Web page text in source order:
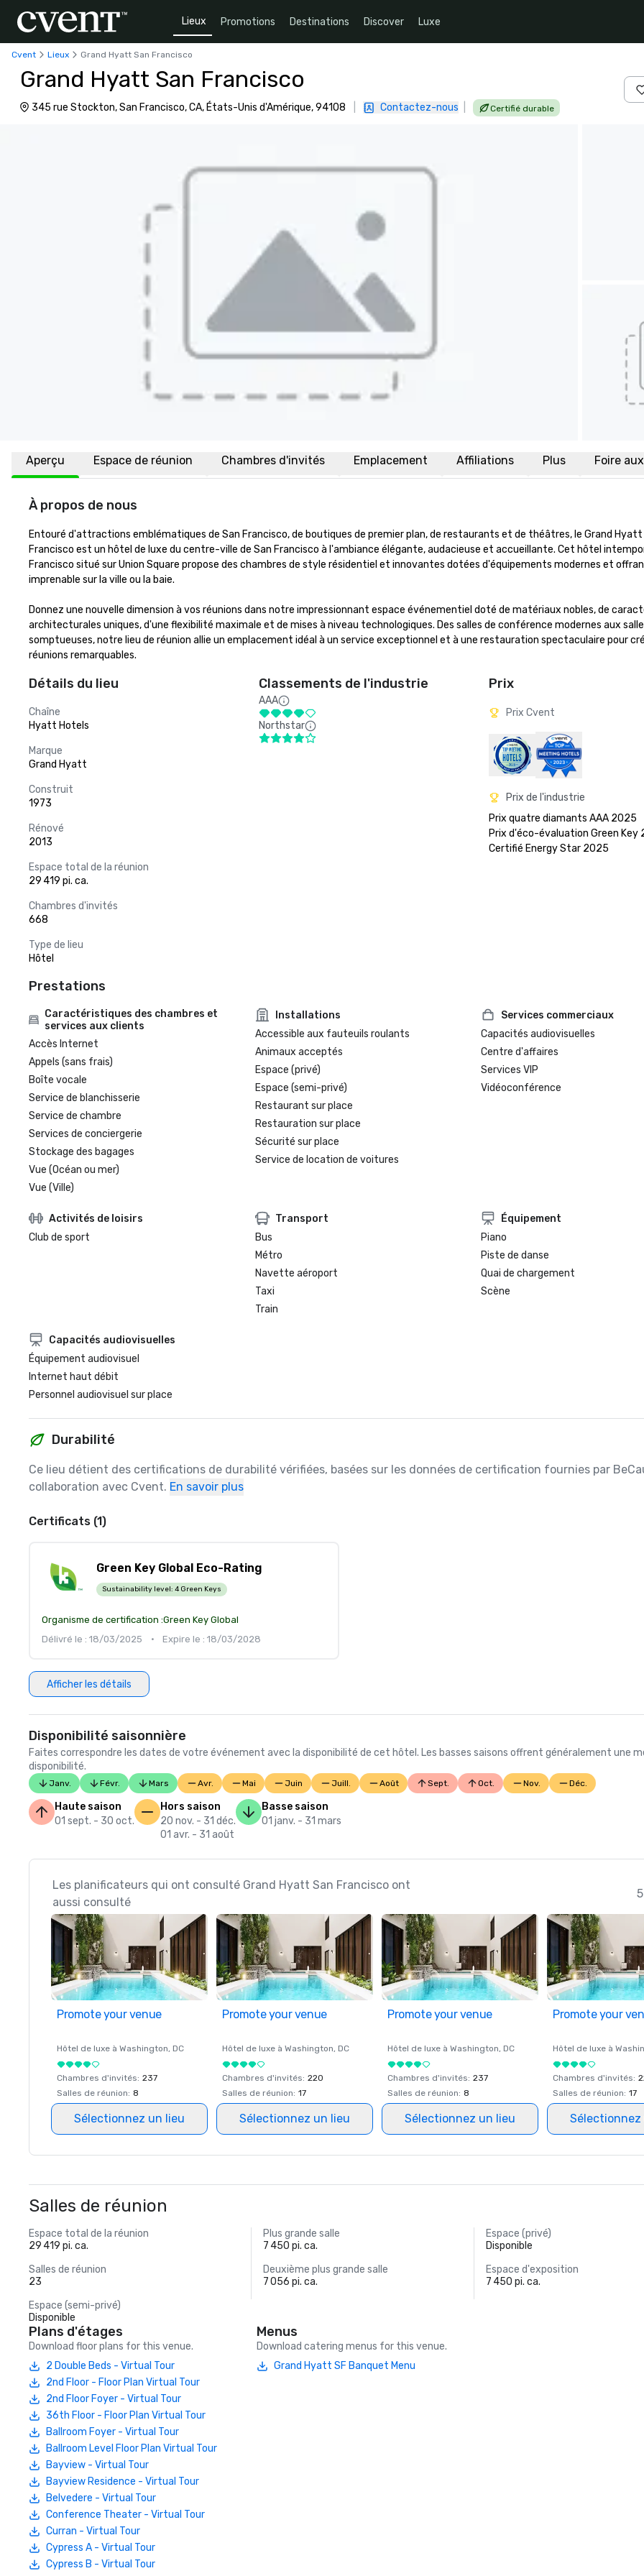
Lieux Promotions Destinations Discover Luxe
Cvent Lieux Grand Hyatt San Francisco
Grand Hyatt San Francisco
345 rue Stockton, San Francisco, CA, États-Unis d'Amérique, 94108 Contactez-nous Certifié durable
Aperçu Espace de réunion Chambres d'invités Emplacement Affiliations Plus Foire
À propos de nous
Entouré d'attractions emblématiques de San Francisco, de boutiques de premier plan, de restaurants et de théâtres, le Grand Hyatt
Francisco est un hôtel de luxe du centre-ville de San Francisco à l'ambiance élégante, audacieuse et accueillante. Cet hôtel
Francisco situé sur Union Square propose des chambres de style résidentiel et innovantes dotées d'équipements modernes et
imprenable sur la ville ou la baie.
Donnez une nouvelle dimension à vos réunions dans notre impressionnant espace événementiel doté de matériaux nobles, de
architecturales uniques, d'une flexibilité maximale et de mises à niveau technologiques. Des salles de conférence modernes aux
somptueuses, notre lieu de réunion allie un emplacement idéal à un service exceptionnel et à une restauration spectaculaire pour
réunions remarquables.
Détails du lieu
Chaîne
Hyatt Hotels
Marque
Grand Hyatt
Construit
1973
Rénové
2013
Espace total de la réunion
29 419 pi. ca.
Chambres d'invités
668
Type de lieu
Hôtel
Classements de l'industrie
AAA
Northstar
Prix
Prix Cvent
Prix de l'industrie
Prix quatre diamants AAA 2025
Prix d'éco-évaluation Green Key
Prestations
Caractéristiques des chambres et
services aux clients
Accès Internet
Appels (sans frais)
Boîte vocale
Service de blanchisserie
Service de chambre
Services de conciergerie
Stockage des bagages
Vue (Océan ou mer)
Vue (Ville)
Installations
Accessible aux fauteuils roulants
Animaux acceptés
Espace (privé)
Espace (semi-privé)
Restaurant sur place
Restauration sur place
Sécurité sur place
Service de location de voitures
Services commerciaux
Capacités audiovisuelles
Centre d'affaires
Services VIP
Vidéoconférence
Activités de loisirs
Club de sport
Transport
Bus
Métro
Navette aéroport
Taxi
Train
Équipement
Piano
Piste de danse
Quai de chargement
Scène
Capacités audiovisuelles
Équipement audiovisuel
Internet haut débit
Personnel audiovisuel sur place
Durabilité
Ce lieu détient des certifications de durabilité vérifiées, basées sur les données de certification fournies par
collaboration avec Cvent. En savoir plus
Certificats (1)
Green Key Global Eco-Rating
Sustainability level: 4 Green Keys
Organisme de certification :Green Key Global
Délivré le : 18/03/2025
• Expire le : 18/03/2028
Afficher les détails
Disponibilité saisonnière
Faites correspondre les dates de votre événement avec la disponibilité de cet hôtel. Les basses saisons offrent généralement une
disponibilité.
Janv. Févr. Mars Avr. Mai Juin Juill. Août Sept. Oct. Nov. Déc.
Haute saison
01 sept. - 30 oct.
Hors saison
20 nov. - 31 déc.
01 avr. - 31 août
Basse saison
01 janv. - 31 mars
Les planificateurs qui ont consulté Grand Hyatt San Francisco ont
aussi consulté
Promote your venue
Hôtel de luxe à Washington, DC
Chambres d'invités: 237
Salles de réunion: 8
Sélectionnez un lieu
Promote your venue
Hôtel de luxe à Washington, DC
Chambres d'invités: 220
Salles de réunion: 17
Sélectionnez un lieu
Promote your venue
Hôtel de luxe à Washington, DC
Chambres d'invités: 237
Salles de réunion: 8
Sélectionnez un lieu
Promote your
Hôtel de luxe à
Chambres d'invités:
Salles de réunion: 17
Sélectionnez
Salles de réunion
Espace total de la réunion
29 419 pi. ca.
Plus grande salle
7 450 pi. ca.
Espace (privé)
Disponible
Salles de réunion
23
Deuxième plus grande salle
7 056 pi. ca.
Espace d'exposition
7 450 pi. ca.
Espace (semi-privé)
Disponible
Plans d'étages
Download floor plans for this venue.
2 Double Beds - Virtual Tour
2nd Floor - Floor Plan Virtual Tour
2nd Floor Foyer - Virtual Tour
36th Floor - Floor Plan Virtual Tour
Ballroom Foyer - Virtual Tour
Ballroom Level Floor Plan Virtual Tour
Bayview - Virtual Tour
Bayview Residence - Virtual Tour
Belvedere - Virtual Tour
Conference Theater - Virtual Tour
Curran - Virtual Tour
Cypress A - Virtual Tour
Cypress B - Virtual Tour
Menus
Download catering menus for this venue.
Grand Hyatt SF Banquet Menu